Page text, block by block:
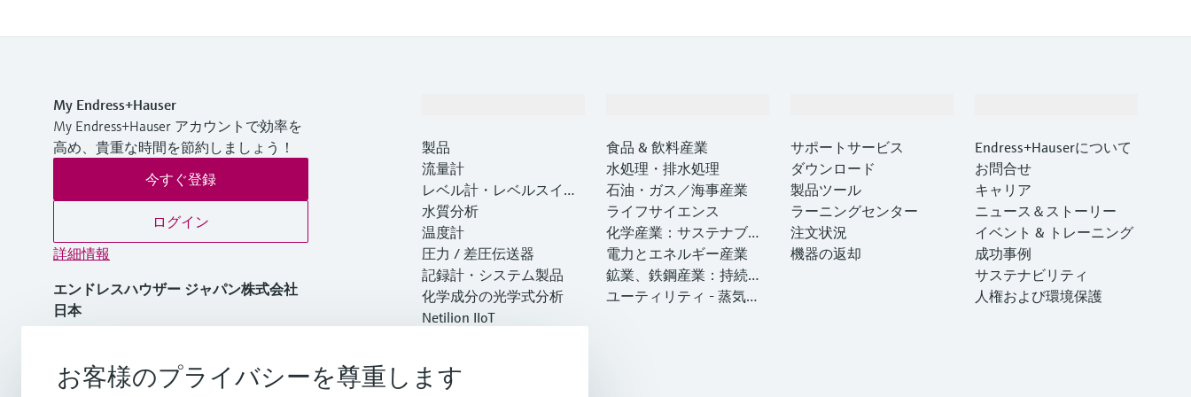
My Endress+Hauser
My Endress+Hauser アカウントで効率を
高め、貴重な時間を節約しましょう！
今すぐ登録
ログイン
詳細情報
エンドレスハウザー ジャパン株式会社
日本
+81 3-4555-1911
製品
流量計
レベル計・レベルスイッ
チ
水質分析
温度計
圧力 / 差圧伝送器
記録計・システム製品
化学成分の光学式分析
Netilion IIoT
製品ツール
食品 & 飲料産業
水処理・排水処理
石油・ガス／海事産業
ライフサイエンス
化学産業：サステナブル
な成功のパートナー
電力とエネルギー産業
鉱業、鉄鋼産業：持続可
能な未来を引き出す
ユーティリティ - 蒸気ソ
サポートサービス
ダウンロード
製品ツール
ラーニングセンター
注文状況
機器の返却
Endress+Hauserについて
お問合せ
キャリア
ニュース＆ストーリー
イベント & トレーニング
成功事例
サステナビリティ
人権および環境保護
お客様のプライバシーを尊重します